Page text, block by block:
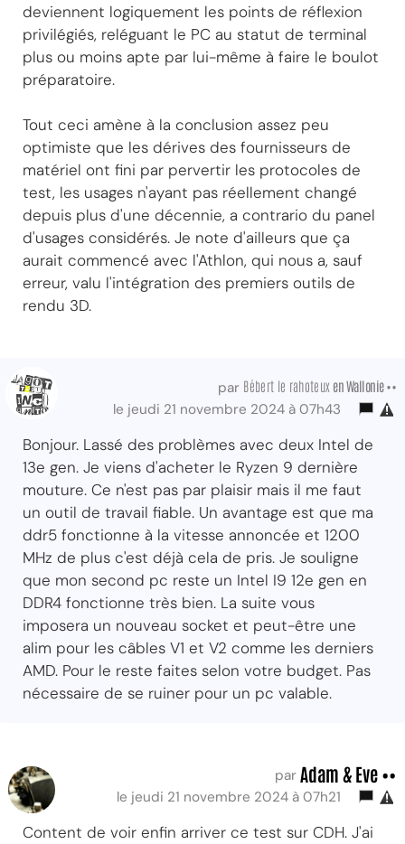
deviennent logiquement les points de réflexion
privilégiés, reléguant le PC au statut de terminal
plus ou moins apte par lui-même à faire le boulot
préparatoire.
Tout ceci amène à la conclusion assez peu
optimiste que les dérives des fournisseurs de
matériel ont fini par pervertir les protocoles de
test, les usages n'ayant pas réellement changé
depuis plus d'une décennie, a contrario du panel
d'usages considérés. Je note d'ailleurs que ça
aurait commencé avec l'Athlon, qui nous a, sauf
erreur, valu l'intégration des premiers outils de
rendu 3D.
par Bébert le rahoteux en Wallonie ••
le jeudi 21 novembre 2024 à 07h43
Bonjour. Lassé des problèmes avec deux Intel de
13e gen. Je viens d'acheter le Ryzen 9 dernière
mouture. Ce n'est pas par plaisir mais il me faut
un outil de travail fiable. Un avantage est que ma
ddr5 fonctionne à la vitesse annoncée et 1200
MHz de plus c'est déjà cela de pris. Je souligne
que mon second pc reste un Intel I9 12e gen en
DDR4 fonctionne très bien. La suite vous
imposera un nouveau socket et peut-être une
alim pour les câbles V1 et V2 comme les derniers
AMD. Pour le reste faites selon votre budget. Pas
nécessaire de se ruiner pour un pc valable.
par Adam & Eve ••
le jeudi 21 novembre 2024 à 07h21
Content de voir enfin arriver ce test sur CDH. J'ai